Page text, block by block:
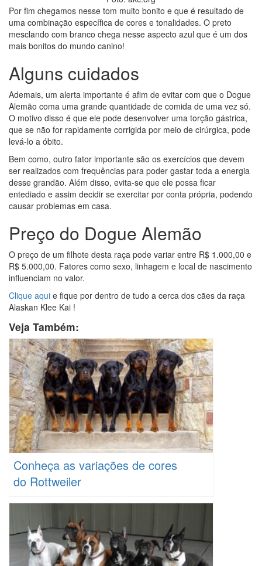
Por fim chegamos nesse tom muito bonito e que é resultado de
uma combinação específica de cores e tonalidades. O preto
mesclando com branco chega nesse aspecto azul que é um dos
mais bonitos do mundo canino!
Alguns cuidados
Ademais, um alerta importante é afim de evitar com que o Dogue
Alemão coma uma grande quantidade de comida de uma vez só.
O motivo disso é que ele pode desenvolver uma torção gástrica,
que se não for rapidamente corrigida por meio de cirúrgica, pode
levá-lo a óbito.
Bem como, outro fator importante são os exercícios que devem
ser realizados com frequências para poder gastar toda a energia
desse grandão. Além disso, evita-se que ele possa ficar
entediado e assim decidir se exercitar por conta própria, podendo
causar problemas em casa.
Preço do Dogue Alemão
O preço de um filhote desta raça pode variar entre R$ 1.000,00 e
R$ 5.000,00. Fatores como sexo, linhagem e local de nascimento
influenciam no valor.
Clique aqui e fique por dentro de tudo a cerca dos cães da raça
Alaskan Klee Kai !
Veja Também:
Conheça as variações de cores
do Rottweiler